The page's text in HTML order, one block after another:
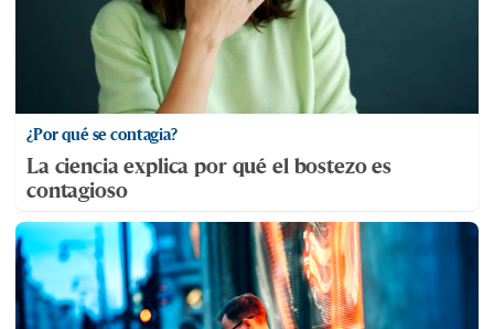
¿Por qué se contagia?
La ciencia explica por qué el bostezo es
contagioso